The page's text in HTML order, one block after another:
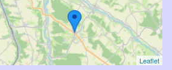
Leaflet